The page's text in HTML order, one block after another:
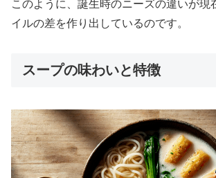
このように、誕生時のニーズの違いが現
イルの差を作り出しているのです。
スープの味わいと特徴